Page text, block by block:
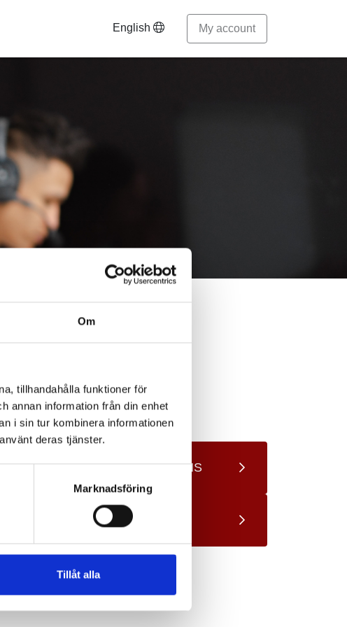
Om
tillhandahålla funktioner för
annan information från din enhet
i sin tur kombinera informationen
deras tjänster.
Marknadsföring
Tillåt alla
English My account
Customer Service.
TRAVEL CONDITIONS
LINE 100/98